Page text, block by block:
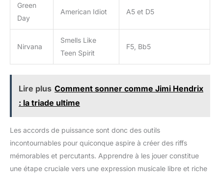
Green
Day
American Idiot A5 et D5
Nirvana
Smells Like
Teen Spirit
F5, Bb5
Lire plus Comment sonner comme Jimi Hendrix
: la triade ultime
Les accords de puissance sont donc des outils
incontournables pour quiconque aspire à créer des riffs
mémorables et percutants. Apprendre à les jouer constitue
une étape cruciale vers une expression musicale libre et riche